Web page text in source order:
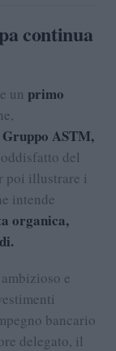
continua
un primo
Gruppo ASTM,
del
poi illustrare i
intende
organica,
e
bancario
delegato, il